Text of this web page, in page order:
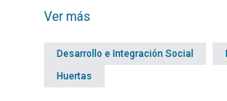
municipios del departamento:
y Maldonado.
Ver más
Desarrollo e Integración Social
Huertas